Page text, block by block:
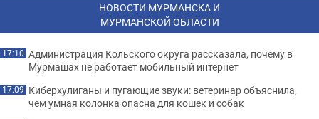
НОВОСТИ МУРМАНСКА И
МУРМАНСКОЙ ОБЛАСТИ
17:10 Администрация Кольского округа рассказала, почему в
Мурмашах не работает мобильный интернет
17:09 Киберхулиганы и пугающие звуки: ветеринар объяснила,
чем умная колонка опасна для кошек и собак